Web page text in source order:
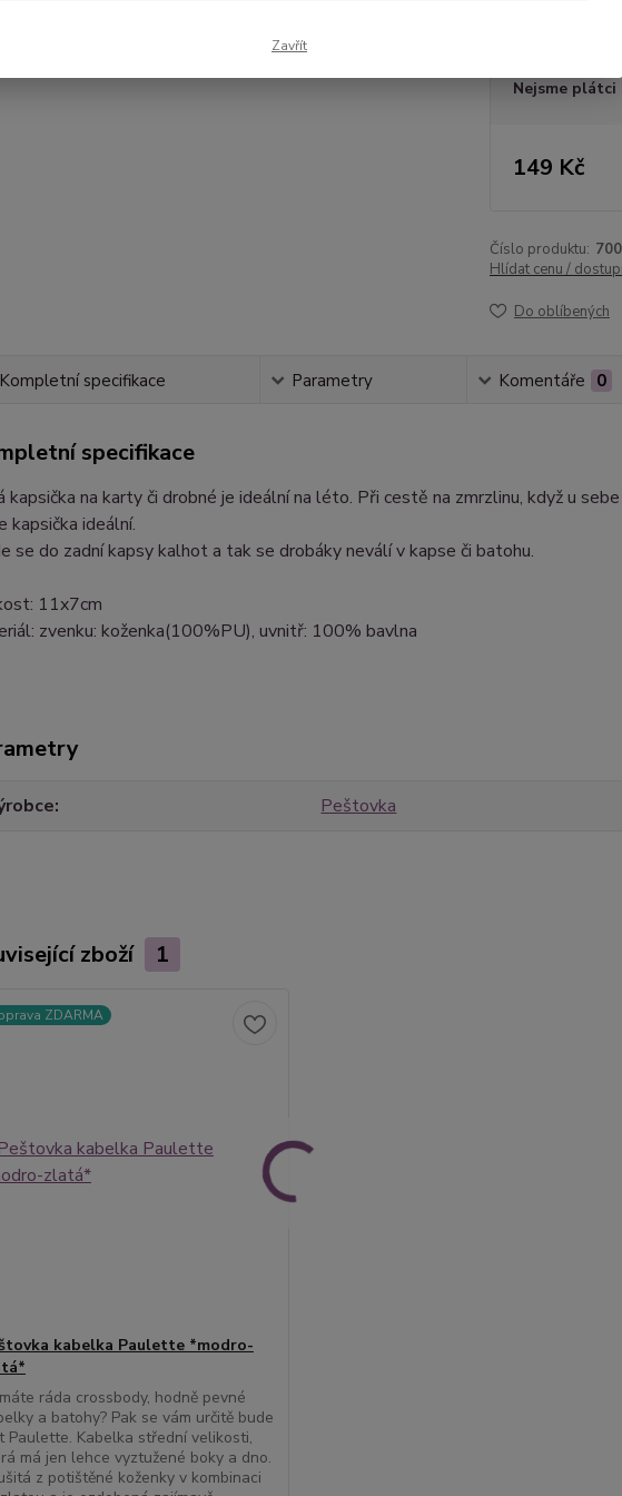
Nejsme plátci
149 Kč
Číslo produktu:
Hlídat cenu /
Do oblíbených
Kompletní specifikace Parametry Komentáře 0
specifikace
kapsička na karty či drobné je ideální na léto. Při cestě na zmrzlinu, když u
kapsička ideální.
se do zadní kapsy kalhot a tak se drobáky neválí v kapse či batohu.
11x7cm
zvenku: koženka(100%PU), uvnitř: 100% bavlna
Peštovka
zboží 1
ZDARMA
kabelka Paulette *modro-
ráda crossbody, hodně pevné
a batohy? Pak se vám určitě bude
Paulette. Kabelka střední velikosti,
má jen lehce vyztužené boky a dno.
z potištěné koženky v kombinaci
Zavřít